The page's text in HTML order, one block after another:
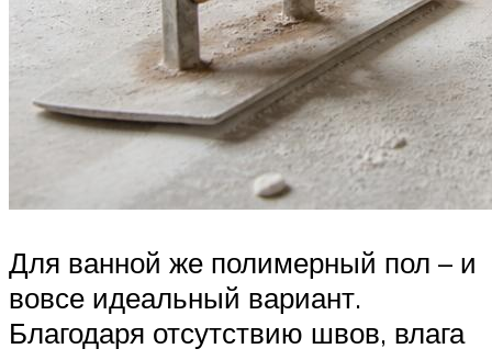
Для ванной же полимерный пол – и
вовсе идеальный вариант.
Благодаря отсутствию швов, влага